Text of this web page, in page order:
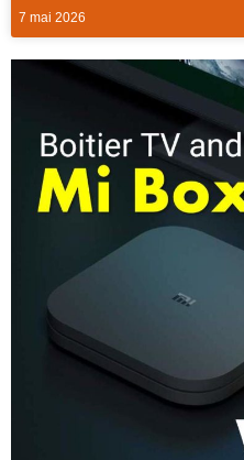
7 mai 2026